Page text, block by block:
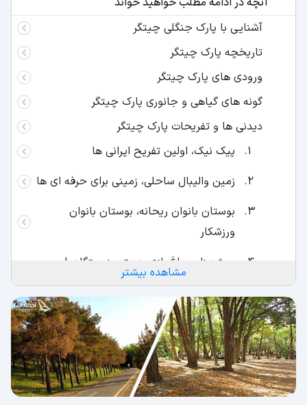
آشنایی با پارک جنگلی چیتگر
تاریخچه پارک چیتگر
ورودی های پارک چیتگر
گونه های گیاهی و جانوری پارک چیتگر
دیدنی ها و تفریحات پارک چیتگر
پیک نیک، اولین تفریح ایرانی ها
زمین والیبال ساحلی، زمینی برای حرفه ای ها
بوستان بانوان ریحانه، بوستان بانوان
ورزشکار
میشه زار و باغ رازی هستی، زیستگاه طبیعی
حیوانات و گیاهان
پیست دوچرخه سواری، پیست هیجانی
باشگاه اسب سواری، ورزشی مهیج و لوکس
پینت بال، بازی جوانان
مشاهده بیشتر